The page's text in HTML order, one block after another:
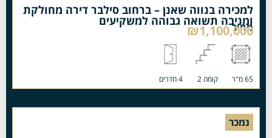
למכירה בנווה שאנן – ברחוב סילבר דירה מחולקת
ומניבה תשואה גבוהה למשקיעים
מחיר
₪1,100,000
65 מ"ר קומה 2 4 חדרים
נמכר